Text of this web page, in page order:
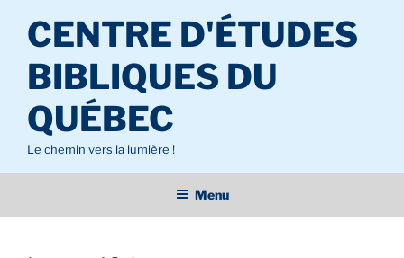
contenu
principal
CENTRE D'ÉTUDES
BIBLIQUES DU
QUÉBEC
Le chemin vers la lumière !
Menu